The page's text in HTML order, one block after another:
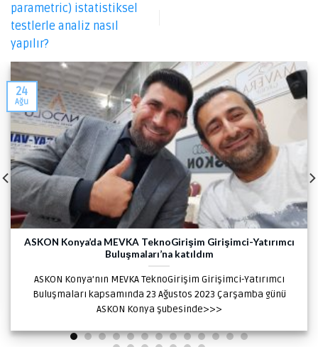
parametric) istatistiksel
testlerle analiz nasıl
yapılır?
ASKON Konya’da MEVKA TeknoGirişim Girişimci-Yatırımcı
Buluşmaları’na katıldım
ASKON Konya’nın MEVKA TeknoGirişim Girişimci-Yatırımcı
Buluşmaları kapsamında 23 Ağustos 2023 Çarşamba günü
ASKON Konya şubesinde>>>
24
Ağu